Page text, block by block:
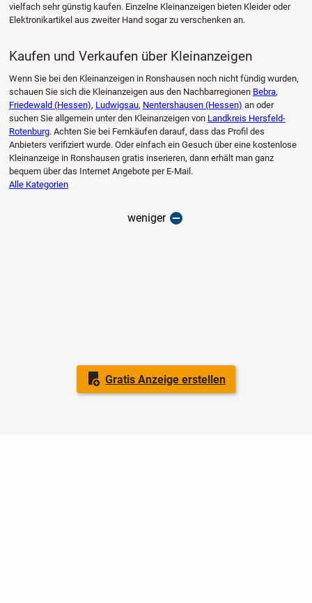
Gratis Anzeige erstellen
vielfach sehr günstig kaufen. Einzelne Kleinanzeigen bieten Kleider oder
Elektronikartikel aus zweiter Hand sogar zu verschenken an.
Kaufen und Verkaufen über Kleinanzeigen
Wenn Sie bei den Kleinanzeigen in Ronshausen noch nicht fündig wurden,
schauen Sie sich die Kleinanzeigen aus den Nachbarregionen Bebra,
Friedewald (Hessen), Ludwigsau, Nentershausen (Hessen) an oder
suchen Sie allgemein unter den Kleinanzeigen von Landkreis Hersfeld-
Rotenburg. Achten Sie bei Fernkäufen darauf, dass das Profil des
Anbieters verifiziert wurde. Oder einfach ein Gesuch über eine kostenlose
Kleinanzeige in Ronshausen gratis inserieren, dann erhält man ganz
bequem über das Internet Angebote per E-Mail.
Alle Kategorien
weniger